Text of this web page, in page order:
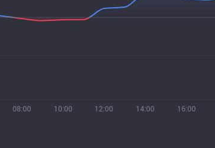
08:00 10:00 12:00 14:00 16:00